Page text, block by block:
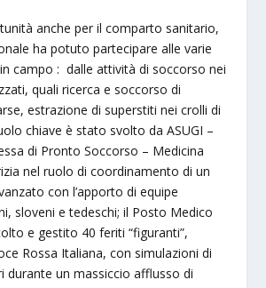
anche per il comparto sanitario,
ha potuto partecipare alle varie
campo : dalle attività di soccorso nei
quali ricerca e soccorso di
estrazione di superstiti nei crolli di
chiave è stato svolto da ASUGI –
di Pronto Soccorso – Medicina
nel ruolo di coordinamento di un
con l’apporto di equipe
sloveni e tedeschi; il Posto Medico
e gestito 40 feriti “figuranti”,
Rossa Italiana, con simulazioni di
durante un massiccio afflusso di